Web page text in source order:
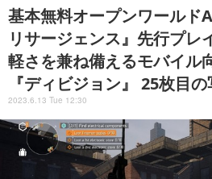
基本無料オープンワールド
リサージェンス』先行プ
軽さを兼ね備えるモバイル
『ディビジョン』 25枚目
2023.6.13 Tue 12:30